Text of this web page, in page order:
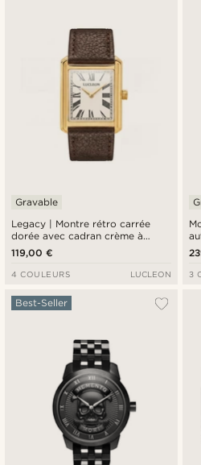
Legacy | Montre rétro carrée
dorée avec cadran crème à
chiffres romains et bracelet en
cuir brun foncé
Gravable
119,00 €
4 COULEURS LUCLEON 3
Best-Seller